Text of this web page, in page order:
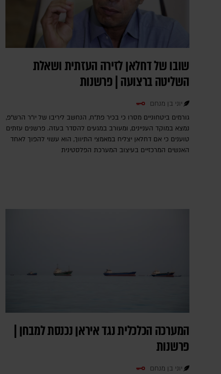
שובו של דחלאן לזירה העזתית ושאלת
השליטה ברצועה | פרשנות
יוני בן מנחם
גורמים ביטחוניים מסרו כי בכיר פת"ח, הנחשב ליריבו של יו"ר הרש"פ,
נמצא במוקד העניינים, ומעורב במגעים להסדר בעזה. פרשנים עזתים
טוענים כי אם דחלאן יצליח במאמצי התיווך, הוא עשוי להפוך לאחד
האנשים המרכזיים בעיצוב המערכת הפלסטינית
המערכה הכלכלית נגד איראן נכנסת למבחן |
פרשנות
יוני בן מנחם